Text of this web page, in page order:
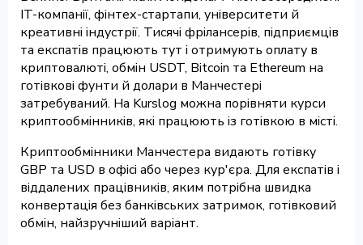
IT-компанії, фінтех-стартапи, університети й
креативні індустрії. Тисячі фрілансерів, підприємців
та експатів працюють тут і отримують оплату в
криптовалюті, обмін USDT, Bitcoin та Ethereum на
готівкові фунти й долари в Манчестері
затребуваний. На Kurslog можна порівняти курси
криптообмінників, які працюють із готівкою в місті.
Криптообмінники Манчестера видають готівку
GBP та USD в офісі або через кур'єра. Для експатів і
віддалених працівників, яким потрібна швидка
конвертація без банківських затримок, готівковий
обмін, найзручніший варіант.